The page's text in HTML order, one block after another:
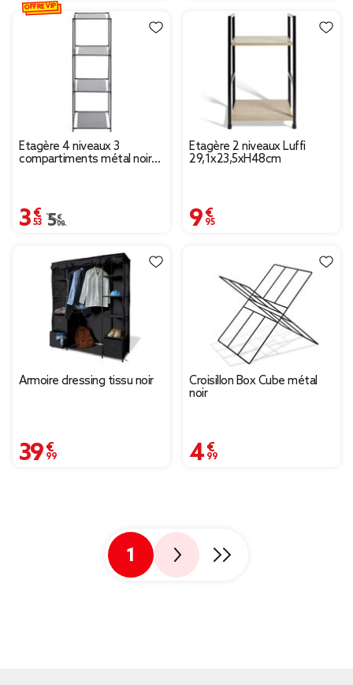
Étagère 4 niveaux 3
compartiments métal noir
3,53 €
Prix remisé de 5,00 € à 3,53 €
5,00 €
OFFRE VIP
Étagère 2 niveaux Luffi
29,1x23,5xH48cm
9,95 €
Armoire dressing tissu noir
39,99 €
Croisillon Box Cube métal
noir
4,99 €
1